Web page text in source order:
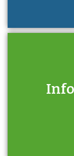
Zjistěte,